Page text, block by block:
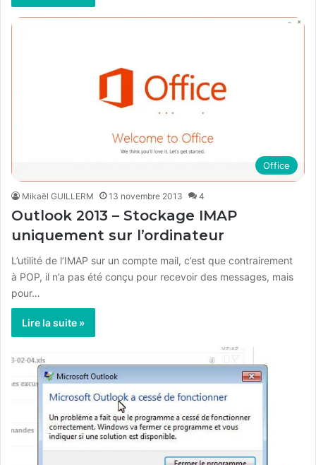
Office
Mikaël GUILLERM 13 novembre 2013 4
Outlook 2013 – Stockage IMAP
uniquement sur l’ordinateur
L’utilité de l’IMAP sur un compte mail, c’est que contrairement
à POP, il n’a pas été conçu pour recevoir des messages, mais
pour…
Lire la suite »